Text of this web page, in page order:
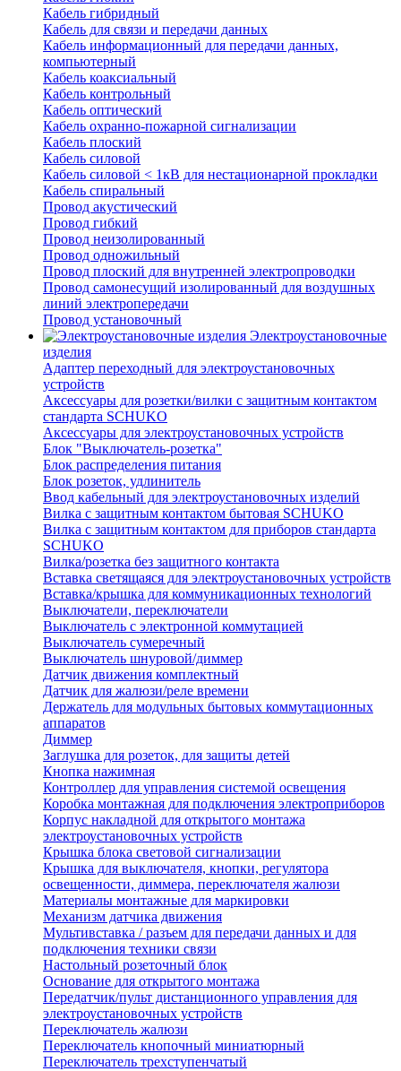
Кабель гибридный
Кабель для связи и передачи данных
Кабель информационный для передачи данных,
компьютерный
Кабель коаксиальный
Кабель контрольный
Кабель оптический
Кабель охранно-пожарной сигнализации
Кабель плоский
Кабель силовой
Кабель силовой < 1кВ для нестационарной прокладки
Кабель спиральный
Провод акустический
Провод гибкий
Провод неизолированный
Провод одножильный
Провод плоский для внутренней электропроводки
Провод самонесущий изолированный для воздушных
линий электропередачи
Провод установочный
Электроустановочные
изделия
Адаптер переходный для электроустановочных
устройств
Аксессуары для розетки/вилки с защитным контактом
стандарта SCHUKO
Аксессуары для электроустановочных устройств
Блок "Выключатель-розетка"
Блок распределения питания
Блок розеток, удлинитель
Ввод кабельный для электроустановочных изделий
Вилка с защитным контактом бытовая SCHUKO
Вилка с защитным контактом для приборов стандарта
SCHUKO
Вилка/розетка без защитного контакта
Вставка светящаяся для электроустановочных устройств
Вставка/крышка для коммуникационных технологий
Выключатели, переключатели
Выключатель с электронной коммутацией
Выключатель сумеречный
Выключатель шнуровой/диммер
Датчик движения комплектный
Датчик для жалюзи/реле времени
Держатель для модульных бытовых коммутационных
аппаратов
Диммер
Заглушка для розеток, для защиты детей
Кнопка нажимная
Контроллер для управления системой освещения
Коробка монтажная для подключения электроприборов
Корпус накладной для открытого монтажа
электроустановочных устройств
Крышка блока световой сигнализации
Крышка для выключателя, кнопки, регулятора
освещенности, диммера, переключателя жалюзи
Материалы монтажные для маркировки
Механизм датчика движения
Мультивставка / разъем для передачи данных и для
подключения техники связи
Настольный розеточный блок
Основание для открытого монтажа
Передатчик/пульт дистанционного управления для
электроустановочных устройств
Переключатель жалюзи
Переключатель кнопочный миниатюрный
Переключатель трехступенчатый